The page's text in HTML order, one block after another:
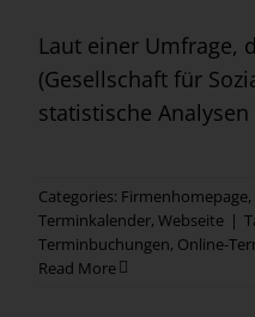
Laut einer Umfrage,
(Gesellschaft für
statistische Analysen
Categories: Firmenhomepage,
Terminkalender, Webseite |
Terminbuchungen, Online-
Read More